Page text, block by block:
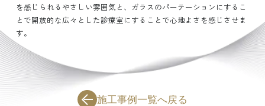
を感じられるやさしい雰囲気と、ガラスのパーテーションにするこ
とで開放的な広々とした診療室にすることで心地よさを感じさせま
す。
施工事例一覧へ戻る